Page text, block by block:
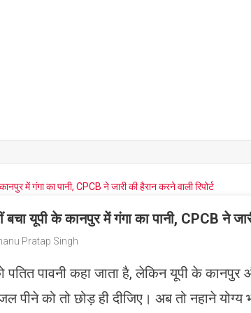
यूपी के कानपुर में गंगा का पानी, CPCB ने
Pratap Singh
पावनी कहा जाता है, लेकिन यूपी के
पीने को तो छोड़ ही दीजिए। अब तो नहाने